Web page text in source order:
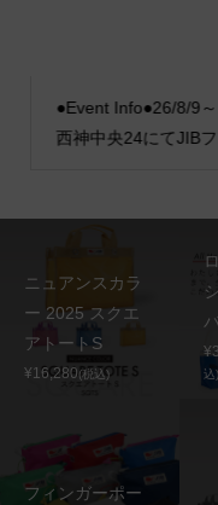
●Event Info●26/8/9
西神中央24にてJIBフ
ニュアンスカラ
ー 2025 スクエ
アトートS
¥16,280(税込)
込)
フィンガーポー